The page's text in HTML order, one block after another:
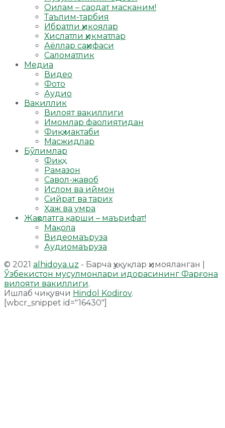
Оилам – саодат масканим!
Таълим-тарбия
Ибратли ҳикоялар
Хислатли ҳикматлар
Аёллар саҳифаси
Саломатлик
Медиа
Видео
Фото
Аудио
Вакиллик
Вилоят вакиллиги
Имомлар фаолиятидан
Фиқҳ мактаби
Масжидлар
Бўлимлар
Фиқҳ
Рамазон
Савол-жавоб
Ислом ва иймон
Сийрат ва тарих
Ҳаж ва умра
Жаҳолатга қарши – маърифат!
Мақола
Видеомаъруза
Аудиомаъруза
© 2021 alhidoya.uz - Барча ҳуқуқлар ҳимояланган |
Ўзбекистон мусулмонлари идорасининг Фарғона
вилояти вакиллиги.
Ишлаб чиқувчи Hindol Kodirov.
[wbcr_snippet id="16430"]